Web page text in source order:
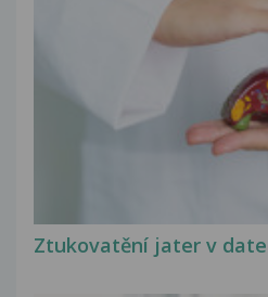
Ztukovatění jater v